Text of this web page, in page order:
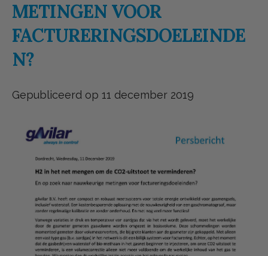
METINGEN VOOR
FACTURERINGSDOELEINDE
N?
Gepubliceerd op 11 december 2019